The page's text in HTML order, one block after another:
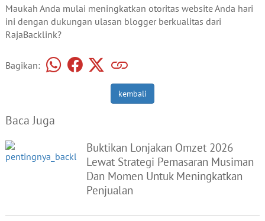
Maukah Anda mulai meningkatkan otoritas website Anda hari
ini dengan dukungan ulasan blogger berkualitas dari
RajaBacklink?
Bagikan:
kembali
Baca Juga
Buktikan Lonjakan Omzet 2026
Lewat Strategi Pemasaran Musiman
Dan Momen Untuk Meningkatkan
Penjualan